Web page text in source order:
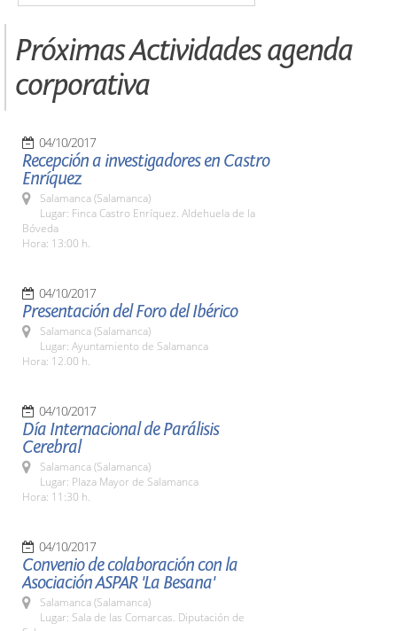
Próximas Actividades agenda
corporativa
04/10/2017
Recepción a investigadores en Castro
Enríquez
Salamanca (Salamanca)
Lugar: Finca Castro Enríquez. Aldehuela de la
Bóveda
Hora: 13:00 h.
04/10/2017
Presentación del Foro del Ibérico
Salamanca (Salamanca)
Lugar: Ayuntamiento de Salamanca
Hora: 12.00 h.
04/10/2017
Día Internacional de Parálisis
Cerebral
Salamanca (Salamanca)
Lugar: Plaza Mayor de Salamanca
Hora: 11:30 h.
04/10/2017
Convenio de colaboración con la
Asociación ASPAR 'La Besana'
Salamanca (Salamanca)
Lugar: Sala de las Comarcas. Diputación de